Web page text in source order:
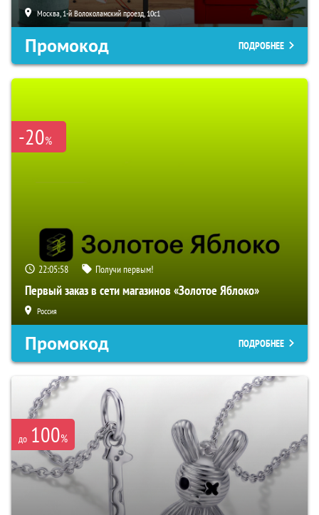
Москва, 1-й Волоколамский проезд, 10с1
Промокод ПОДРОБНЕЕ
-20%
22:05:57 Получи первым!
Первый заказ в сети магазинов «Золотое Яблоко»
Россия
Промокод ПОДРОБНЕЕ
до 100%